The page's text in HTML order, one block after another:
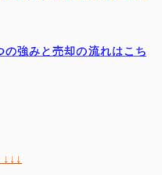
の強みと売却の流れはこち